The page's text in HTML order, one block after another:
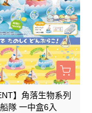
】角落生物系列
隊 一中盒6入